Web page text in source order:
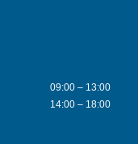
09:00 – 13:00
14:00 – 18:00